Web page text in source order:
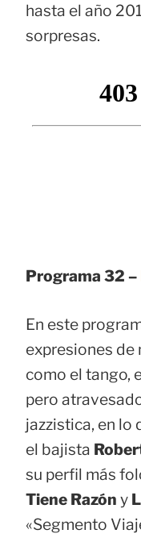
hasta el año
sorpresas.
Programa 32 –
En este
expresiones
como el tango,
pero
jazzistica, en lo
el bajista
su perfil más
Tiene Razón y
«Segmento